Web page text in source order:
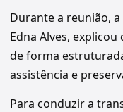
Durante a reunião,
Edna Alves,
de forma
assistência e
Para conduzir a